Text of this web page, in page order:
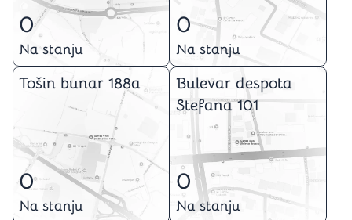
0
Na stanju
0
Na stanju
Tošin bunar 188a
0
Na stanju
Bulevar despota
Stefana 101
0
Na stanju